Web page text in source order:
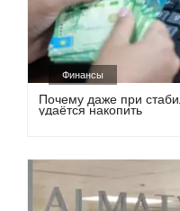
Финансы
Почему даже при
удаётся накопить